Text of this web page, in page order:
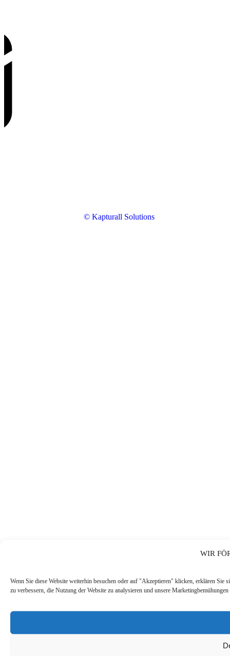
WIR
Wenn Sie diese Website weiterhin besuchen oder auf "Akzeptieren" klicken, erklären Sie
zu verbessern, die Nutzung der Website zu analysieren und unsere
© Kapturall Solutions